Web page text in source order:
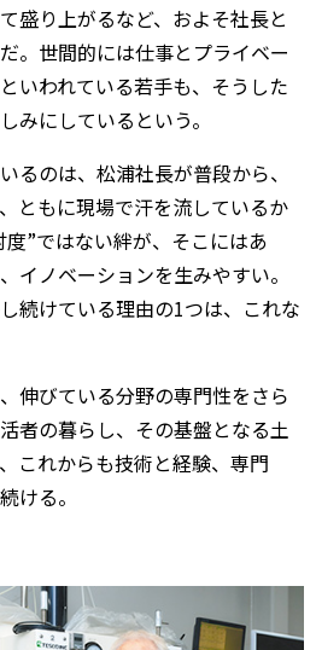
盛り上がるなど、およそ社長と
。世間的には仕事とプライベー
いわれている若手も、そうした
みにしているという。
るのは、松浦社長が普段から、
ともに現場で汗を流しているか
”ではない絆が、そこにはあ
イノベーションを生みやすい。
続けている理由の1つは、これな
伸びている分野の専門性をさら
者の暮らし、その基盤となる土
これからも技術と経験、専門
ける。